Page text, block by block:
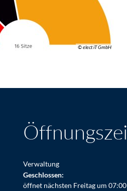
© elect iT GmbH
Verwaltung
Klicken, um weitere Öffnungs-
Geschlossen:
öffnet nächsten Freitag um